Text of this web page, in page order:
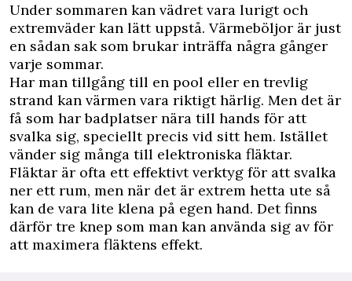
Under sommaren kan vädret vara lurigt och
extremväder kan lätt uppstå. Värmeböljor är just
en sådan sak som brukar inträffa några gånger
varje sommar.
Har man tillgång till en pool eller en trevlig
strand kan värmen vara riktigt härlig. Men det är
få som har badplatser nära till hands för att
svalka sig, speciellt precis vid sitt hem. Istället
vänder sig många till elektroniska fläktar.
Fläktar är ofta ett effektivt verktyg för att svalka
ner ett rum, men när det är extrem hetta ute så
kan de vara lite klena på egen hand. Det finns
därför tre knep som man kan använda sig av för
att maximera fläktens effekt.